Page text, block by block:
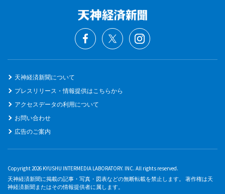
天神経済新聞について
プレスリリース・情報提供はこちらから
アクセスデータの利用について
お問い合わせ
広告のご案内
Copyright 2026 KYUSHU INTERMEDIA LABORATORY. INC. All rights reserved.
天神経済新聞に掲載の記事・写真・図表などの無断転載を禁止します。 著作権は天
神経済新聞またはその情報提供者に属します。